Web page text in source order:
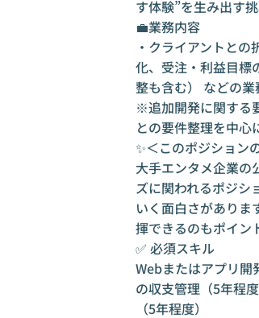
す体験”を生み出す
💼業務内容
・クライアントと
化、受注・利益目標
整も含む） などの業
※追加開発に関する
との要件整理を中心
✨＜このポジション
大手エンタメ企業の
ズに関われるポジシ
いく面白さがありま
揮できるのもポイン
✅ 必須スキル
Webまたはアプリ開
の収支管理（5年程
（5年程度）